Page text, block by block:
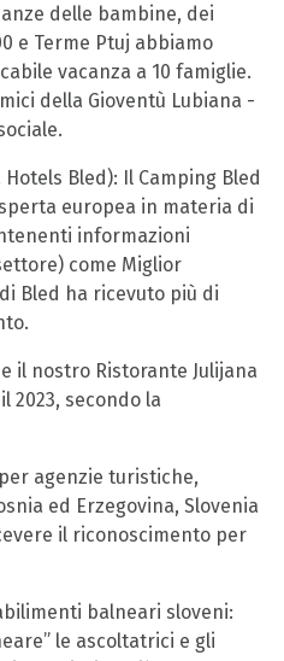
delle bambine, dei
e Terme Ptuj abbiamo
vacanza a 10 famiglie.
della Gioventù Lubiana -
Bled): Il Camping Bled
europea in materia di
informazioni
come Miglior
Bled ha ricevuto più di
il nostro Ristorante Julijana
2023, secondo la
agenzie turistiche,
ed Erzegovina, Slovenia
il riconoscimento per
balneari sloveni:
le ascoltatrici e gli